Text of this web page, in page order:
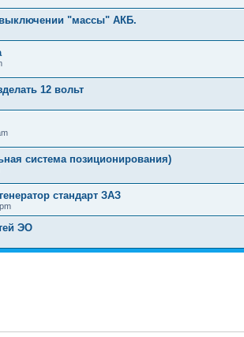
выключении "массы" АКБ.
12 вольт
система позиционирования)
стандарт ЗАЗ
ЭО